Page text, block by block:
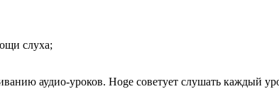
слуха;
аудио-уроков. Hoge советует слушать каждый